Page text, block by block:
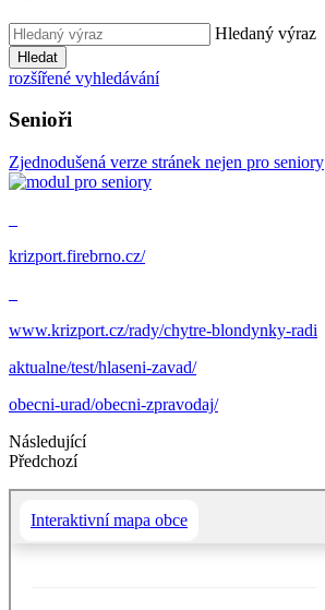
Hledaný výraz
Hledat
rozšířené vyhledávání
Senioři
Zjednodušená verze stránek nejen pro seniory
krizport.firebrno.cz/
www.krizport.cz/rady/chytre-blondynky-radi
aktualne/test/hlaseni-zavad/
obecni-urad/obecni-zpravodaj/
Následující
Předchozí
Interaktivní mapa obce